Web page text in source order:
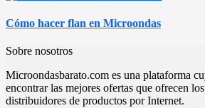
Cómo hacer flan en Microondas
Sobre nosotros
Microondasbarato.com es una plataforma
encontrar las mejores ofertas que ofrecen
distribuidores de productos por Internet.